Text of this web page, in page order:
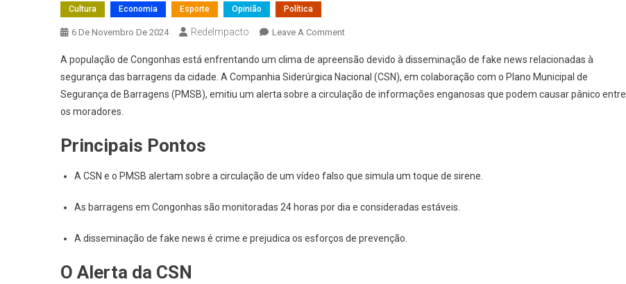
Cultura Economia Esporte Opinião Política
6 De Novembro De 2024 RedeImpacto Leave A CommentOn
Fato
De
Ficção
A população de Congonhas está enfrentando um clima de apreensão devido à disseminação de fake news relacionadas à
segurança das barragens da cidade. A Companhia Siderúrgica Nacional (CSN), em colaboração com o Plano Municipal de
Segurança de Barragens (PMSB), emitiu um alerta sobre a circulação de informações enganosas que podem causar pânico entre
os moradores.
Principais Pontos
A CSN e o PMSB alertam sobre a circulação de um vídeo falso que simula um toque de sirene.
As barragens em Congonhas são monitoradas 24 horas por dia e consideradas estáveis.
A disseminação de fake news é crime e prejudica os esforços de prevenção.
O Alerta da CSN